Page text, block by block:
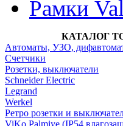
Рамки
КАТАЛОГ
Автоматы, УЗО,
Счетчики
Розетки, выключатели
Schneider Electric
Legrand
Werkel
Ретро розетки и
ViKo Palmiye (IP54